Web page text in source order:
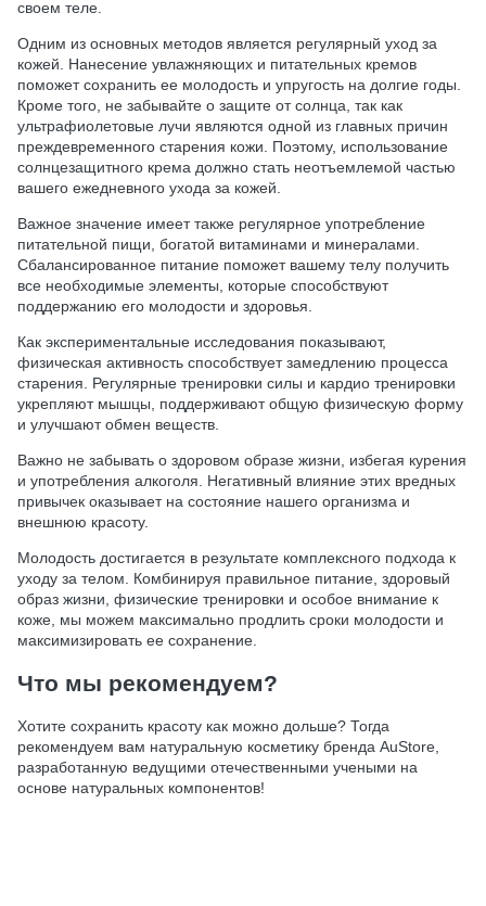
своем теле.
Одним из основных методов является регулярный уход за
кожей. Нанесение увлажняющих и питательных кремов
поможет сохранить ее молодость и упругость на долгие годы.
Кроме того, не забывайте о защите от солнца, так как
ультрафиолетовые лучи являются одной из главных причин
преждевременного старения кожи. Поэтому, использование
солнцезащитного крема должно стать неотъемлемой частью
вашего ежедневного ухода за кожей.
Важное значение имеет также регулярное употребление
питательной пищи, богатой витаминами и минералами.
Сбалансированное питание поможет вашему телу получить
все необходимые элементы, которые способствуют
поддержанию его молодости и здоровья.
Как экспериментальные исследования показывают,
физическая активность способствует замедлению процесса
старения. Регулярные тренировки силы и кардио тренировки
укрепляют мышцы, поддерживают общую физическую форму
и улучшают обмен веществ.
Важно не забывать о здоровом образе жизни, избегая курения
и употребления алкоголя. Негативный влияние этих вредных
привычек оказывает на состояние нашего организма и
внешнюю красоту.
Молодость достигается в результате комплексного подхода к
уходу за телом. Комбинируя правильное питание, здоровый
образ жизни, физические тренировки и особое внимание к
коже, мы можем максимально продлить сроки молодости и
максимизировать ее сохранение.
Что мы рекомендуем?
Хотите сохранить красоту как можно дольше? Тогда
рекомендуем вам натуральную косметику бренда AuStore,
разработанную ведущими отечественными учеными на
основе натуральных компонентов!